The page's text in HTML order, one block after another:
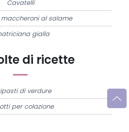
di ricette
di verdure
per colazione
Cavatelli
al salame
gialla